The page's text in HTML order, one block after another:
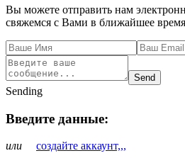
Вы можете отправить нам
свяжемся с Вами в ближайшее
Send
Sending
Введите данные:
или создайте аккаунт,,,